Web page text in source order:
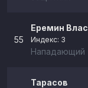
55
Еремин Влас
Индекс: 3
Нападающий
Тарасов